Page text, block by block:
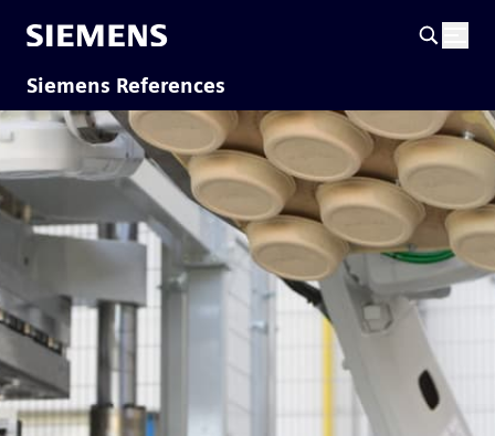
Siemens References